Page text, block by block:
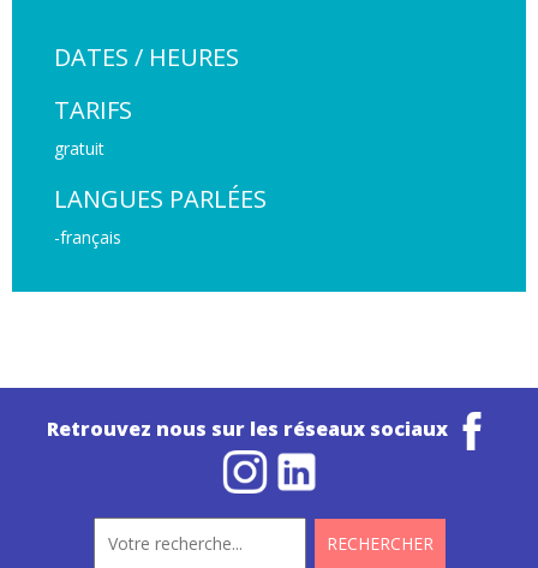
DATES / HEURES
TARIFS
gratuit
LANGUES PARLÉES
-français
Retrouvez nous sur les réseaux sociaux